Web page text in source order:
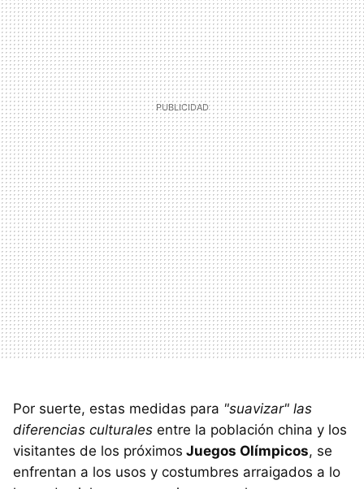
Por suerte, estas medidas para "suavizar" las
diferencias culturales entre la población china y los
visitantes de los próximos Juegos Olímpicos, se
enfrentan a los usos y costumbres arraigados a lo